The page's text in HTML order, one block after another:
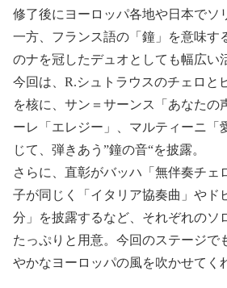
修了後にヨーロッパ各地や日本でソ
一方、フランス語の「鐘」を意味す
のナを冠したデュオとしても幅広い
今回は、R.シュトラウスのチェロと
を核に、サン＝サーンス「あなたの
ーレ「エレジー」、マルティーニ「
じて、弾きあう”鐘の音“を披露。
さらに、直彰がバッハ「無伴奏チェ
子が同じく「イタリア協奏曲」やド
分」を披露するなど、それぞれのソ
たっぷりと用意。今回のステージで
やかなヨーロッパの風を吹かせてく